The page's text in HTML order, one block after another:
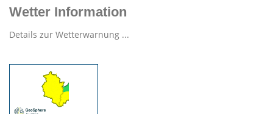
Wetter Information
Details zur Wetterwarnung ...